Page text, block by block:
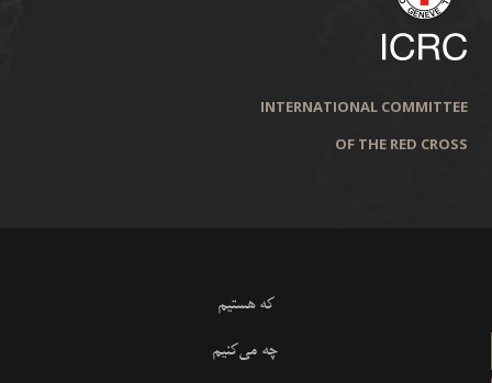
INTERNATIONAL COMMITTEE
OF THE RED CROSS
که هستیم
چه می‌کنیم